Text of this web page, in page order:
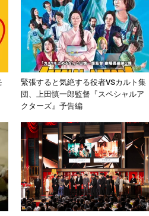
緊張すると気絶する役者VSカルト集
団、上田慎一郎監督『スペシャルア
クターズ』予告編